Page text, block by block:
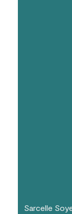
Sarcelle